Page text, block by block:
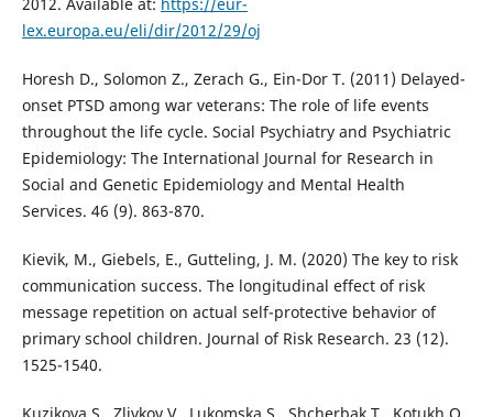
2012. Available at: https://eur-
lex.europa.eu/eli/dir/2012/29/oj
Horesh D., Solomon Z., Zerach G., Ein-Dor T. (2011) Delayed-
onset PTSD among war veterans: The role of life events
throughout the life cycle. Social Psychiatry and Psychiatric
Epidemiology: The International Journal for Research in
Social and Genetic Epidemiology and Mental Health
Services. 46 (9). 863-870.
Kievik, M., Giebels, E., Gutteling, J. M. (2020) The key to risk
communication success. The longitudinal effect of risk
message repetition on actual self-protective behavior of
primary school children. Journal of Risk Research. 23 (12).
1525-1540.